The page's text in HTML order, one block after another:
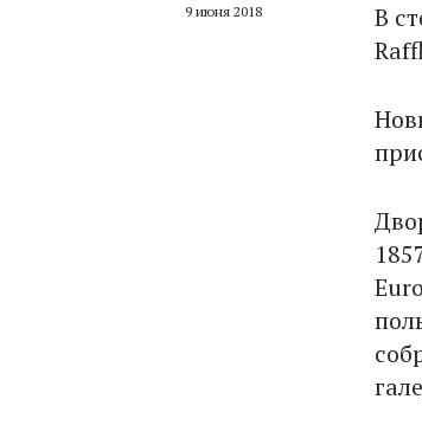
9 июня 2018
В